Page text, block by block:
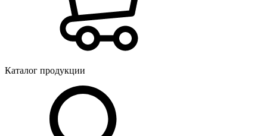
Каталог продукции